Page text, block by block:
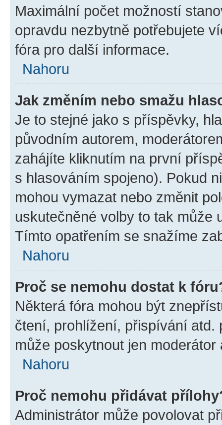
Maximální počet možností
opravdu nezbytně potřebujete
fóra pro další informace.
Nahoru
Jak změním nebo smažu
Je to stejné jako s příspěvky,
původním autorem,
zahájíte kliknutím na první
s hlasováním spojeno). Pokud
mohou vymazat nebo změnit
uskutečněné volby to tak může
Tímto opatřením se snažíme
Nahoru
Proč se nemohu dostat k
Některá fóra mohou být
čtení, prohlížení, přispívání atd.
může poskytnout jen
Nahoru
Proč nemohu přidávat
Administrátor může povolovat